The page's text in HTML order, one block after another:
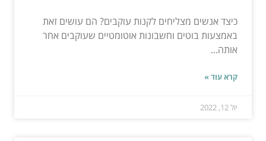
כיצד אנשים מצליחים לקנות עוקבים? הם עושים זאת
באמצעות בוטים וחשבונות אוטומטיים שעוקבים אחר
אותה...
קרא עוד »
יול 12, 2022